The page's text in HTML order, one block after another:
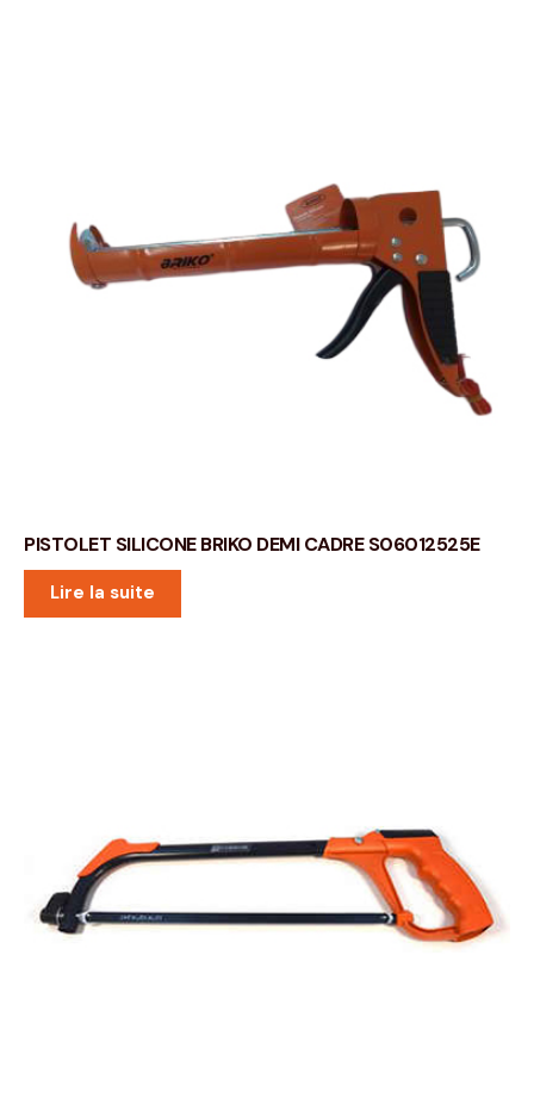
PISTOLET SILICONE BRIKO DEMI CADRE S06012525E
Lire la suite